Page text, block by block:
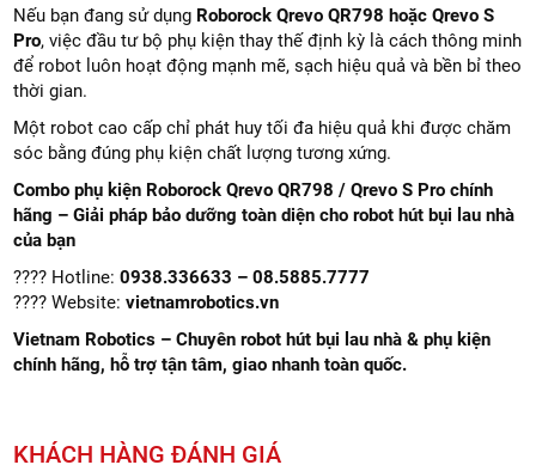
Nếu bạn đang sử dụng Roborock Qrevo QR798 hoặc Qrevo S
Pro, việc đầu tư bộ phụ kiện thay thế định kỳ là cách thông minh
để robot luôn hoạt động mạnh mẽ, sạch hiệu quả và bền bỉ theo
thời gian.
Một robot cao cấp chỉ phát huy tối đa hiệu quả khi được chăm
sóc bằng đúng phụ kiện chất lượng tương xứng.
Combo phụ kiện Roborock Qrevo QR798 / Qrevo S Pro chính
hãng – Giải pháp bảo dưỡng toàn diện cho robot hút bụi lau nhà
của bạn
???? Hotline:0938.336633 – 08.5885.7777
???? Website:vietnamrobotics.vn
Vietnam Robotics – Chuyên robot hút bụi lau nhà & phụ kiện
chính hãng, hỗ trợ tận tâm, giao nhanh toàn quốc.
KHÁCH HÀNG ĐÁNH GIÁ